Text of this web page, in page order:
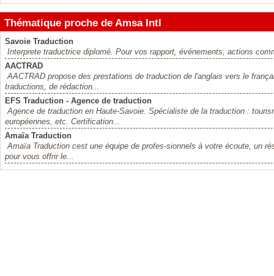
Thématique proche de Amsa Intl
Savoie Traduction
Interprete traductrice diplomé. Pour vos rapport, événements, actions
AACTRAD
AACTRAD propose des prestations de traduction de l'anglais vers le
traductions, de rédaction...
EFS Traduction - Agence de traduction
Agence de traduction en Haute-Savoie. Spécialiste de la traduction :
européennes, etc. Certification...
Amaïa Traduction
Amaïa Traduction cest une équipe de profes-sionnels à votre écoute, un
pour vous offrir le...